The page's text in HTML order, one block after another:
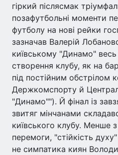
гіркий післясмак
позафутбольні моменти
футболу на нові рейки
зазначав Валерій
київському "Динамо" весь
створення клубу, як на
під постійним обстрілом
Держкомспорту й
"Динамо""). Й фінал із
звитяг мінчанами
київського клубу. Менше
перемоги, "стійкість
не симпатика киян